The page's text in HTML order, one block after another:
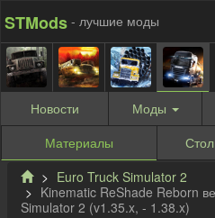
STMods - лучшие моды
Новости Моды
Материалы
Euro Truck Simulator 2
Kinematic ReShade Reborn
Simulator 2 (v1.35.x, - 1.38.x)